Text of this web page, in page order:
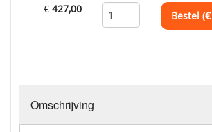
€ 427,00
Bestel (€
Omschrijving